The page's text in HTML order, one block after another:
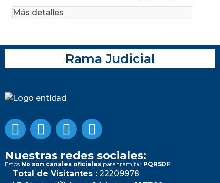
Más detalles
Rama Judicial
Nuestras redes sociales:
Estos No son canales oficiales para tramitar PQRSDF
Total de Visitantes : 22209978